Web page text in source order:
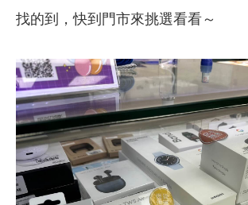
找的到，快到門市來挑選看看～